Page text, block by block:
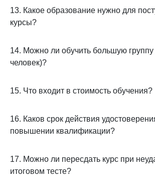
13. Какое образование нужно для
курсы?
14. Можно ли обучить большую группу
человек)?
15. Что входит в стоимость обучения?
16. Каков срок действия
повышении квалификации?
17. Можно ли пересдать курс при
итоговом тесте?